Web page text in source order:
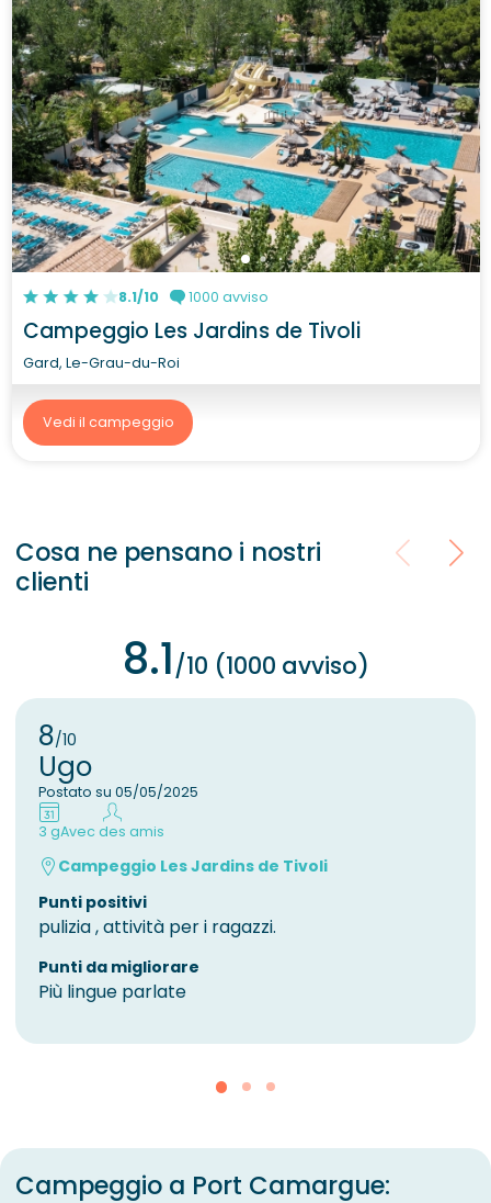
8.1/10 1000 avviso
Campeggio Les Jardins de Tivoli
Gard, Le-Grau-du-Roi
Vedi il campeggio
Cosa ne pensano i nostri
clienti
8.1/10 (1000 avviso)
8/10
Ugo
Postato su 05/05/2025
3 gAvec des amis
Campeggio Les Jardins de Tivoli
Punti positivi
pulizia , attività per i ragazzi.
Punti da migliorare
Più lingue parlate
Campeggio a Port Camargue: